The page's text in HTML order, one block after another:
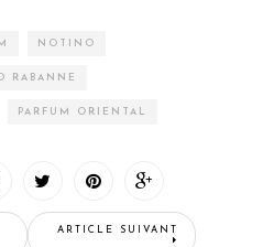
NOTINO
RABANNE
PARFUM ORIENTAL
ARTICLE SUIVANT